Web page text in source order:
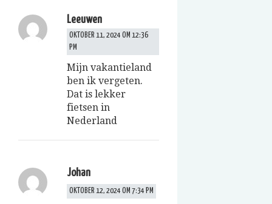
Leeuwen
OKTOBER 11, 2024 OM 12:36
PM
Mijn vakantieland
ben ik vergeten.
Dat is lekker
fietsen in
Nederland
Johan
OKTOBER 12, 2024 OM 7:34 PM